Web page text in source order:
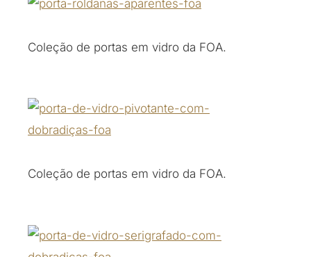
Coleção de portas em vidro da FOA.
Coleção de portas em vidro da FOA.